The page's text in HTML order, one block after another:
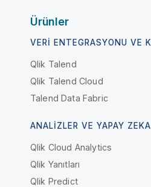
Ürünler
VERI ENTEGRASYONU VE
Qlik Talend
Qlik Talend Cloud
Talend Data Fabric
ANALIZLER VE YAPAY ZEKA
Qlik Cloud Analytics
Qlik Yanıtları
Qlik Predict